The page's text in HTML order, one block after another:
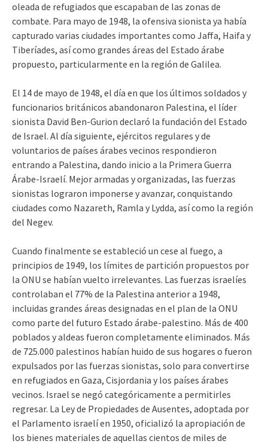
oleada de refugiados que escapaban de las zonas de
combate. Para mayo de 1948, la ofensiva sionista ya había
capturado varias ciudades importantes como Jaffa, Haifa y
Tiberíades, así como grandes áreas del Estado árabe
propuesto, particularmente en la región de Galilea.
El 14 de mayo de 1948, el día en que los últimos soldados y
funcionarios británicos abandonaron Palestina, el líder
sionista David Ben-Gurion declaró la fundación del Estado
de Israel. Al día siguiente, ejércitos regulares y de
voluntarios de países árabes vecinos respondieron
entrando a Palestina, dando inicio a la Primera Guerra
Árabe-Israelí. Mejor armadas y organizadas, las fuerzas
sionistas lograron imponerse y avanzar, conquistando
ciudades como Nazareth, Ramla y Lydda, así como la región
del Negev.
Cuando finalmente se estableció un cese al fuego, a
principios de 1949, los límites de partición propuestos por
la ONU se habían vuelto irrelevantes. Las fuerzas israelíes
controlaban el 77% de la Palestina anterior a 1948,
incluidas grandes áreas designadas en el plan de la ONU
como parte del futuro Estado árabe-palestino. Más de 400
poblados y aldeas fueron completamente eliminados. Más
de 725.000 palestinos habían huido de sus hogares o fueron
expulsados por las fuerzas sionistas, solo para convertirse
en refugiados en Gaza, Cisjordania y los países árabes
vecinos. Israel se negó categóricamente a permitirles
regresar. La Ley de Propiedades de Ausentes, adoptada por
el Parlamento israelí en 1950, oficializó la apropiación de
los bienes materiales de aquellas cientos de miles de